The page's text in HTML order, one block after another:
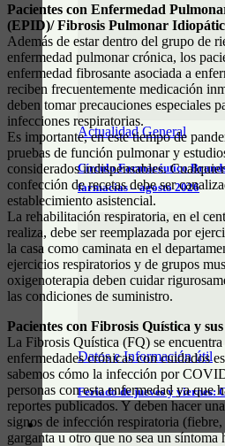
Actualidad General
Círculo Farmacéutico
farmacias – agosto 2026
Datos e Información útil
Feriado de jueves y viernes:
CLASIFICADOS
Pacientes con Enfermedad
(EPID)/ Fibrosis Pulmonar
Además de estar dentro del grupo de
enfermedad pulmonar crónica, los
enfermedad fibrosante asociada a
reciben frecuentemente medicación
deben tomar precauciones especiales
infecciones respiratorias.
Es importante, en este tiempo de
pruebas de función pulmonar y
considerados indispensables.
confección de recetas debe ser
establecimiento asistencial.
La rehabilitación respiratoria, en el
realiza, debe ser reemplazada por
la casa como caminata en el
ejercicios respiratorios y de grupos
oxigenoterapia deben cuidar
las condiciones de suministro.
Pacientes con Fibrosis Quística y
La Fibrosis Quística (FQ) se
enfermedades crónicas con cuidados
sabemos cómo la infección por
personas con esta enfermedad ya que
reportes publicados. Y deben hacer
signos de infección respiratoria
garganta u otro que no sea un síntoma